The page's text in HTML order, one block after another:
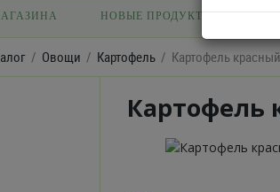
НОВЫЕ ПРОДУКТЫ
Овощи Картофель Картофель